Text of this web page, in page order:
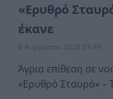
«Ερυθρό
έκανε
8 Αυγούστου 2026 23:49
Άγρια επίθεση σε
«Ερυθρό Σταυρό» –